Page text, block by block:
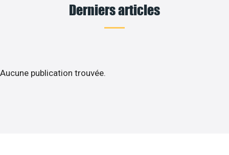
Derniers articles
Aucune publication trouvée.